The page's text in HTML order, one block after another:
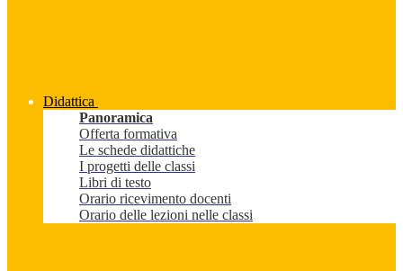
Didattica
Panoramica
Offerta formativa
Le schede didattiche
I progetti delle classi
Libri di testo
Orario ricevimento docenti
Orario delle lezioni nelle classi